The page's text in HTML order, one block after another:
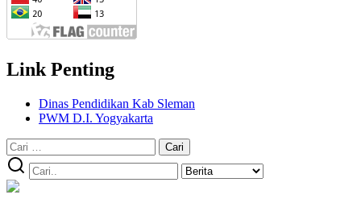
Link Penting
Dinas Pendidikan Kab Sleman
PWM D.I. Yogyakarta
Cari
untuk: